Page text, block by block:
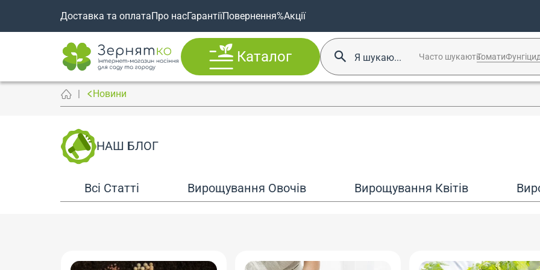
Доставка та оплатаПро насГарантіїПовернення%Акції
Каталог Часто шукають:ТоматиФунгіцид
Новини
НАШ БЛОГ
Всі Статті Вирощування Овочів Вирощування Квітів